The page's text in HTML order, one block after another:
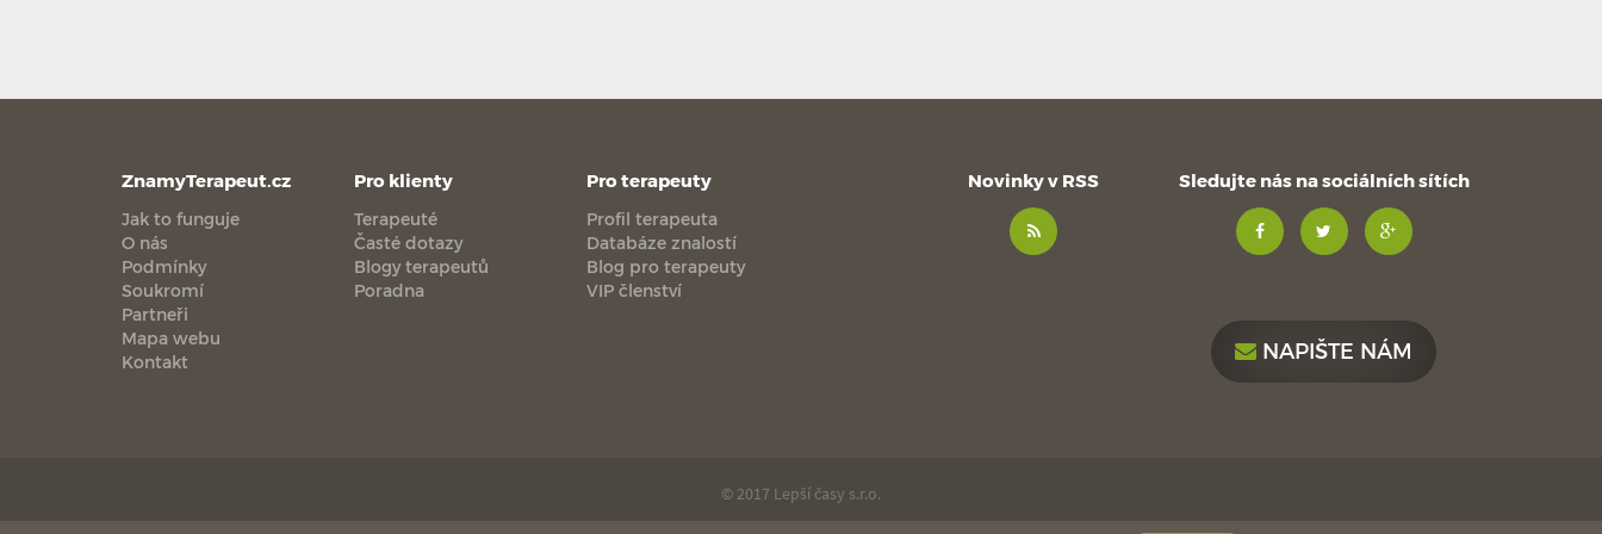
ZnamyTerapeut.cz
Jak to funguje
O nás
Podmínky
Soukromí
Partneři
Mapa webu
Kontakt
Pro klienty
Terapeuté
Časté dotazy
Blogy terapeutů
Poradna
Pro terapeuty
Profil terapeuta
Databáze znalostí
Blog pro terapeuty
VIP členství
Novinky v RSS Sledujte nás na sociálních sítích
NAPIŠTE NÁM
© 2017 Lepší časy s.r.o.